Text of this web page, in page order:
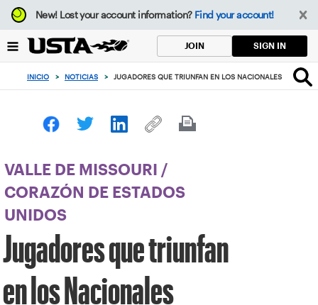
Enfoque
desde
botón
volver
principio
New!Lost your account information? Find your account!
JOIN SIGN IN
INICIO > NOTICIAS > JUGADORES QUE TRIUNFAN EN LOS NACIONALES
VALLE DE MISSOURI
/
CORAZÓN DE ESTADOS
UNIDOS
Jugadores que triunfan
en los Nacionales